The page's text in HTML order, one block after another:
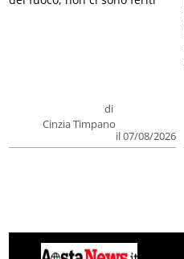
Cinzia Timpano